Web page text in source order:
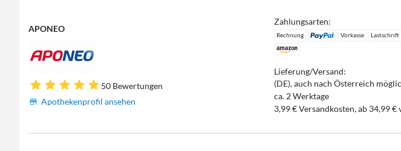
APONEO
50 Bewertungen
Apothekenprofil ansehen
Zahlungsarten:
Rechnung Vorkasse Lastschrift
Lieferung/Versand:
(DE), auch nach Österreich
ca. 2 Werktage
3,99 € Versandkosten, ab 34,99